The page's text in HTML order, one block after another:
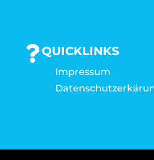
QUICKLINKS
Impressum